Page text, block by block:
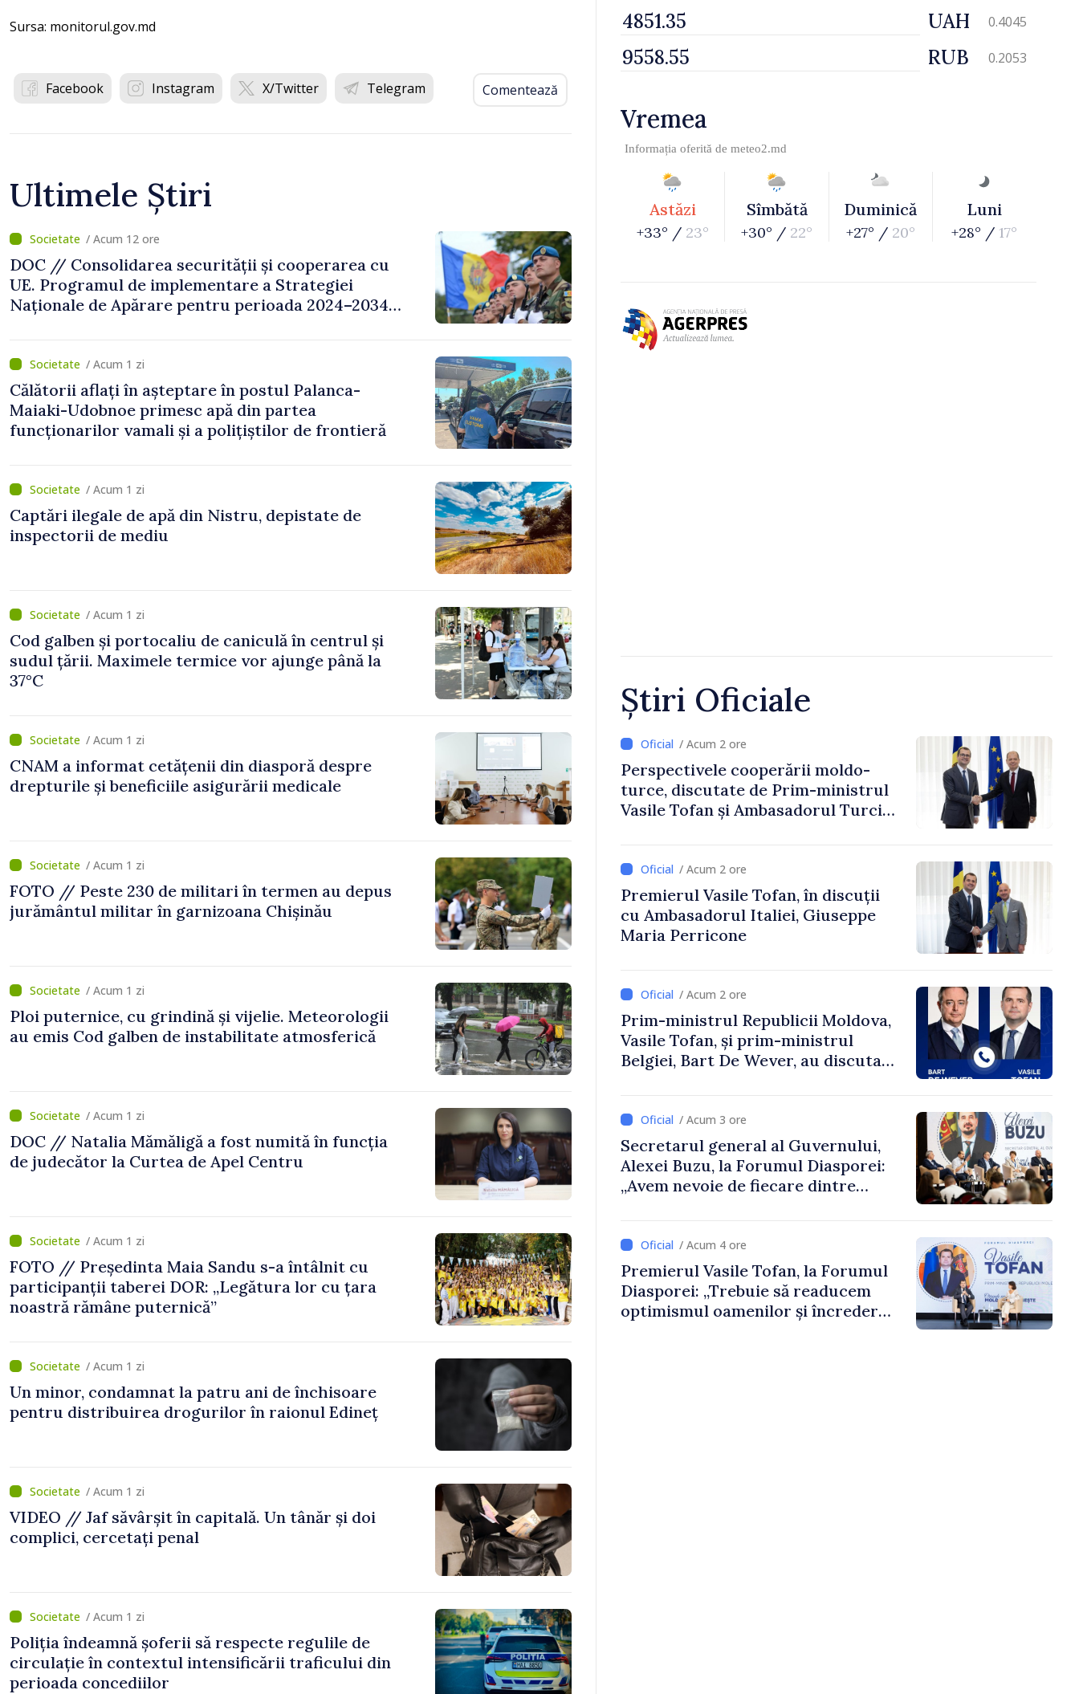
Sursa: monitorul.gov.md
Facebook Instagram X/Twitter Telegram Comentează
Ultimele Știri
/ Acum 12 ore
DOC // Consolidarea securității și cooperarea cu
UE. Programul de implementare a Strategiei
Naționale de Apărare pentru perioada 2024–2034,
/ Acum 1 zi
Călătorii aflați în așteptare în postul Palanca-
Maiaki-Udobnoe primesc apă din partea
funcționarilor vamali și a polițiștilor de frontieră
/ Acum 1 zi
Captări ilegale de apă din Nistru, depistate de
inspectorii de mediu
/ Acum 1 zi
Cod galben și portocaliu de caniculă în centrul și
sudul țării. Maximele termice vor ajunge până la
37°C
/ Acum 1 zi
CNAM a informat cetățenii din diasporă despre
drepturile și beneficiile asigurării medicale
/ Acum 1 zi
FOTO // Peste 230 de militari în termen au depus
jurământul militar în garnizoana Chișinău
/ Acum 1 zi
Ploi puternice, cu grindină și vijelie. Meteorologii
au emis Cod galben de instabilitate atmosferică
/ Acum 1 zi
DOC // Natalia Mămăligă a fost numită în funcția
de judecător la Curtea de Apel Centru
/ Acum 1 zi
FOTO // Președinta Maia Sandu s-a întâlnit cu
participanții taberei DOR: „Legătura lor cu țara
noastră rămâne puternică”
/ Acum 1 zi
Un minor, condamnat la patru ani de închisoare
pentru distribuirea drogurilor în raionul Edineț
/ Acum 1 zi
VIDEO // Jaf săvârșit în capitală. Un tânăr și doi
complici, cercetați penal
/ Acum 1 zi
Poliția îndeamnă șoferii să respecte regulile de
circulație în contextul intensificării traficului din
perioada concediilor
UAH 0.4045
RUB 0.2053
Vremea
Informația oferită de meteo2.md
Astăzi
+33° / 23°
Sîmbătă
+30° / 22°
Duminică
+27° / 20°
Luni
+28° / 17°
Știri Oficiale
/ Acum 2 ore
Perspectivele cooperării moldo-
turce, discutate de Prim-ministrul
Vasile Tofan și Ambasadorul Turciei,
/ Acum 2 ore
Premierul Vasile Tofan, în discuții
cu Ambasadorul Italiei, Giuseppe
Maria Perricone
/ Acum 2 ore
Prim-ministrul Republicii Moldova,
Vasile Tofan, și prim-ministrul
Belgiei, Bart De Wever, au discutat
/ Acum 3 ore
Secretarul general al Guvernului,
Alexei Buzu, la Forumul Diasporei:
„Avem nevoie de fiecare dintre
/ Acum 4 ore
Premierul Vasile Tofan, la Forumul
Diasporei: „Trebuie să readucem
optimismul oamenilor și încrederea